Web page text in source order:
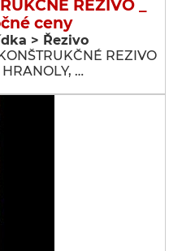
REZIVO _
ceny
> Řezivo
REZIVO
…